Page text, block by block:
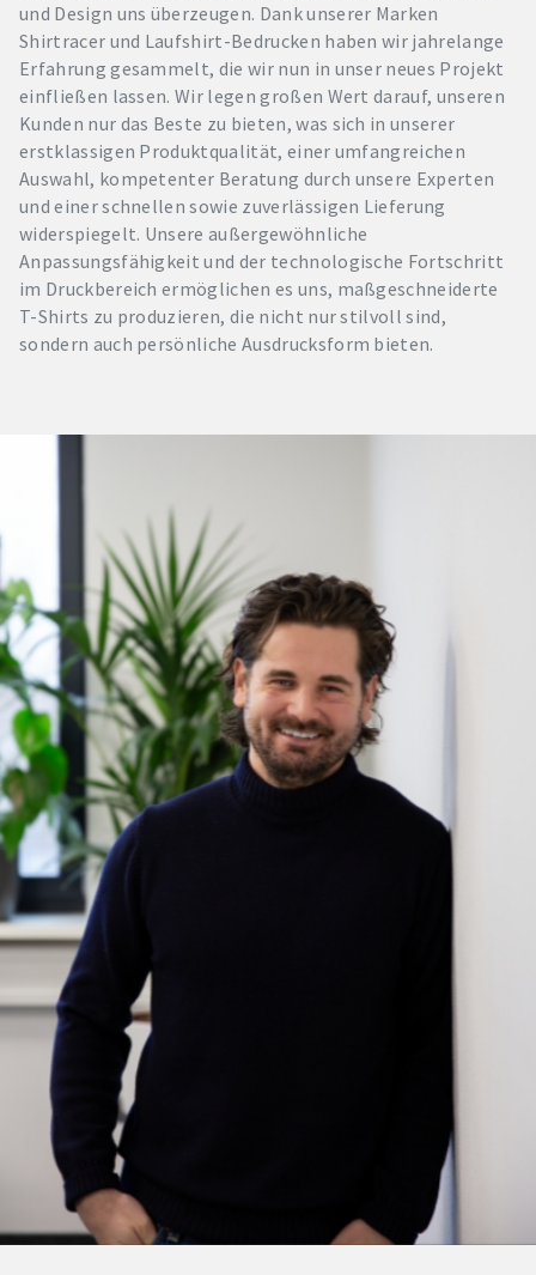
und Design uns überzeugen. Dank unserer Marken
Shirtracer und Laufshirt-Bedrucken haben wir jahrelange
Erfahrung gesammelt, die wir nun in unser neues Projekt
einfließen lassen. Wir legen großen Wert darauf, unseren
Kunden nur das Beste zu bieten, was sich in unserer
erstklassigen Produktqualität, einer umfangreichen
Auswahl, kompetenter Beratung durch unsere Experten
und einer schnellen sowie zuverlässigen Lieferung
widerspiegelt. Unsere außergewöhnliche
Anpassungsfähigkeit und der technologische Fortschritt
im Druckbereich ermöglichen es uns, maßgeschneiderte
T-Shirts zu produzieren, die nicht nur stilvoll sind,
sondern auch persönliche Ausdrucksform bieten.